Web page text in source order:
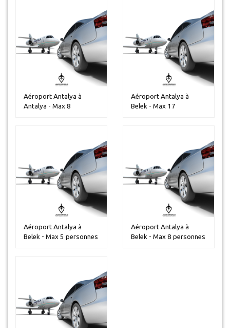
Aéroport Antalya à
Antalya - Max 8
Aéroport Antalya à
Belek - Max 17
Aéroport Antalya à
Belek - Max 5 personnes
Aéroport Antalya à
Belek - Max 8 personnes